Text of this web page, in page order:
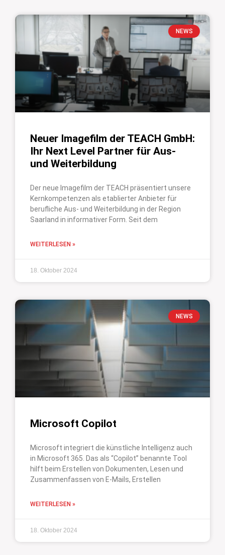
NEWS
Neuer Imagefilm der TEACH GmbH:
Ihr Next Level Partner für Aus-
und Weiterbildung
Der neue Imagefilm der TEACH präsentiert unsere
Kernkompetenzen als etablierter Anbieter für
berufliche Aus- und Weiterbildung in der Region
Saarland in informativer Form. Seit dem
WEITERLESEN »
18. Oktober 2024
NEWS
Microsoft Copilot
Microsoft integriert die künstliche Intelligenz auch
in Microsoft 365. Das als “Copilot” benannte Tool
hilft beim Erstellen von Dokumenten, Lesen und
Zusammenfassen von E-Mails, Erstellen
WEITERLESEN »
18. Oktober 2024